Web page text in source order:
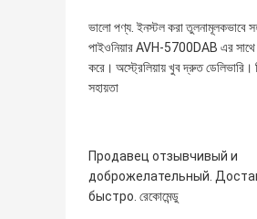
ভালো পণ্য. ইনস্টল করা তুলনামূলকভাবে
পাইওনিয়ার AVH-5700DAB এর সাথে
করে। অস্ট্রেলিয়ায় খুব দ্রুত ডেলিভারি।
সহায়তা
Продавец отзывчивый и
доброжелательный.
быстро. রেকোমেন্ডু